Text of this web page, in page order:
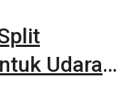
Udara